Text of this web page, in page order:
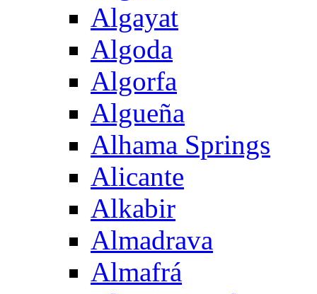
Algayat
Algoda
Algorfa
Algueña
Alhama Springs
Alicante
Alkabir
Almadrava
Almafrá